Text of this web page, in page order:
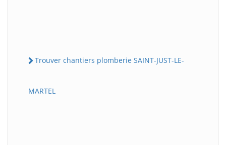
Trouver chantiers plomberie SAINT-JUST-LE-
MARTEL